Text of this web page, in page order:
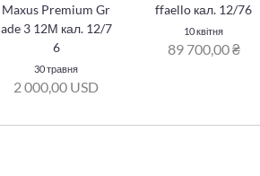
Maxus Premium Gr
ade 3 12М кал. 12/7
6
30 травня
2 000,00 USD
ffaello кал. 12/76
10 квітня
89 700,00 ₴